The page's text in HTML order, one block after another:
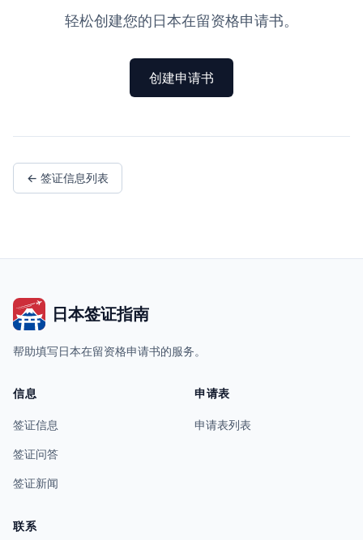
轻松创建您的日本在留资格申请书。
创建申请书
← 签证信息列表
日本签证指南
帮助填写日本在留资格申请书的服务。
信息
签证信息
签证问答
签证新闻
申请表
申请表列表
联系